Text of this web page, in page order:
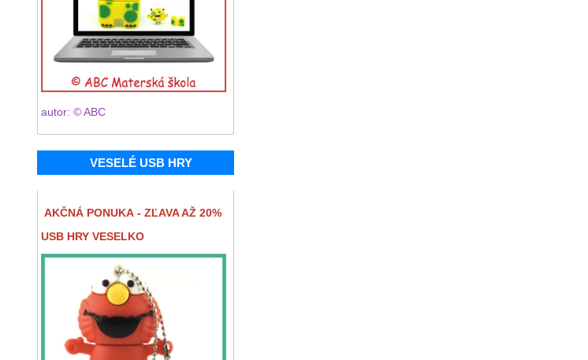
autor: © ABC
VESELÉ USB HRY
AKČNÁ PONUKA - ZĽAVA AŽ 20%
USB HRY VESELKO